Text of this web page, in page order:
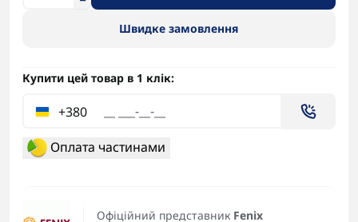
Офіційний представник Fenix
Швидке замовлення
Купити цей товар в 1 клік:
+380
Оплата частинами